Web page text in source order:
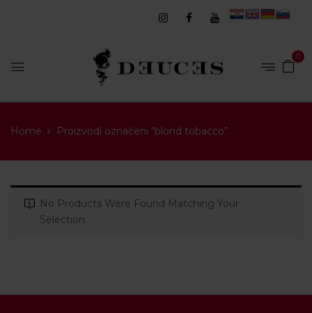
0
Home Proizvodi označeni “blond tobacco”
No Products Were Found Matching Your
Selection.